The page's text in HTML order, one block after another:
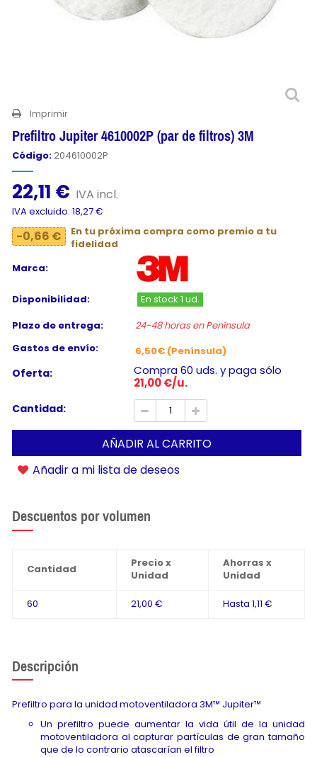
Imprimir
Prefiltro Jupiter 4610002P (par de filtros) 3M
Código:204610002P
22,11 € IVA incl.
IVA excluido: 18,27 €
-0,66 €
En tu próxima compra como premio a tu
fidelidad
Marca:
Disponibilidad:
En stock 1 ud.
Plazo de entrega:
24-48 horas en Península
Gastos de envío:
6,50€ (Península)
Oferta:
Compra 60 uds. y paga sólo
21,00 €/u.
Cantidad:
AÑADIR AL CARRITO
Añadir a mi lista de deseos
Descuentos por volumen
Cantidad
Precio x
Unidad
Ahorras x
Unidad
60 21,00 € Hasta 1,11 €
Descripción
Prefiltro para la unidad motoventiladora 3M™ Jupiter™
Un prefiltro puede aumentar la vida útil de la unidad
motoventiladora al capturar partículas de gran tamaño
que de lo contrario atascarían el filtro